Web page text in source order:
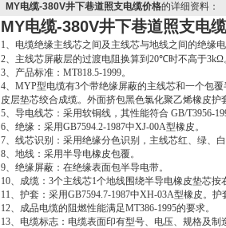
MY电缆-380V井下巷道照支电缆价格的详细资料：
MY电缆-380V井下巷道照支电
1、电缆绝缘主线芯之间及主线芯与地线之间的绝缘
2、主线芯屏蔽层的过渡电阻换算到20℃时不高于3kΩ
3、产品标准：MT818.5-1999。
4、MYP型电缆有3个带绝缘屏蔽的主线芯和一个包
皮层垫芯绞合成缆。外面挤包黑色氯化聚乙烯橡皮护
5、导电线芯：采用软铜线，其性能符合 GB/T3956-
6、绝缘：采用GB7594.2-1987中XJ-00A型橡皮。
7、线芯识别：采用绝缘分色识别，主线芯红、绿、白
8、地线：采用半导电橡皮包覆。
9、绝缘屏蔽：在绝缘表面包半导电带。
10、成缆：3个主线芯1个地线围绕半导电橡皮垫芯按
11、护套：采用GB7594.7-1987中XH-03A型橡皮。护
12、成品电缆的阻燃性能满足MT386-1995的要求。
13、电缆标志：电缆表面印有型号、电压、规格及制